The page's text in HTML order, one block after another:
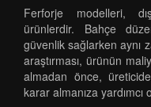
Ferforje modelleri,
ürünlerdir. Bahçe
güvenlik sağlarken aynı
araştırması, ürünün
almadan önce,
karar almanıza yardımcı